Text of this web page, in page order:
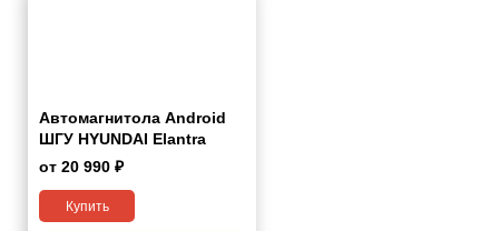
Автомагнитола Android
ШГУ HYUNDAI Elantra
(MD) 2014-2016, Avante
от 20 990 ₽
Купить